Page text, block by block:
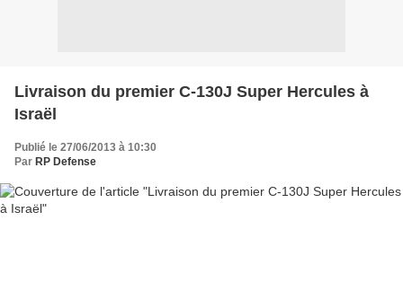
Livraison du premier C-130J Super Hercules à
Israël
Publié le 27/06/2013 à 10:30
Par RP Defense